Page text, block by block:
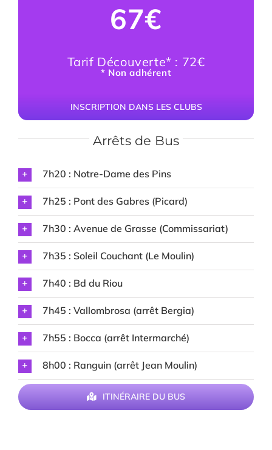
67€
Tarif Découverte* : 72€
* Non adhérent
INSCRIPTION DANS LES CLUBS
Arrêts de Bus
7h20 : Notre-Dame des Pins
7h25 : Pont des Gabres (Picard)
7h30 : Avenue de Grasse (Commissariat)
7h35 : Soleil Couchant (Le Moulin)
7h40 : Bd du Riou
7h45 : Vallombrosa (arrêt Bergia)
7h55 : Bocca (arrêt Intermarché)
8h00 : Ranguin (arrêt Jean Moulin)
ITINÉRAIRE DU BUS